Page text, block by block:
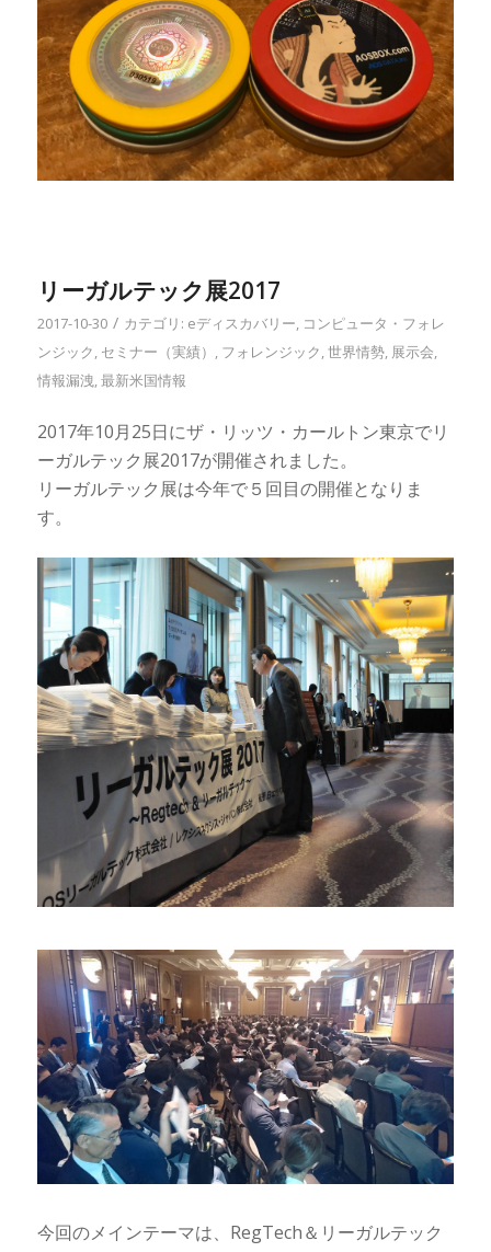
リーガルテック展2017
2017-10-30 / カテゴリ: eディスカバリー コンピュータ・フォレ
ンジック セミナー（実績） フォレンジック 世界情勢, 展示会
情報漏洩 最新米国情報
2017年10月25日にザ・リッツ・カールトン東京でリ
ーガルテック展2017が開催されました。
リーガルテック展は今年で５回目の開催となりま
す。
今回のメインテーマは、RegTech＆リーガルテック